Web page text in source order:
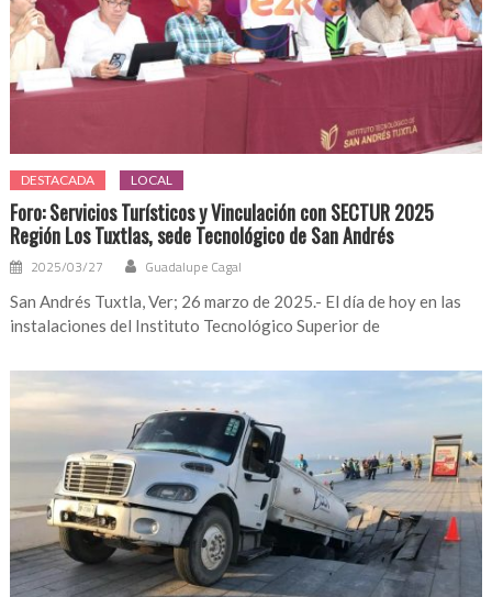
DESTACADA LOCAL
Foro: Servicios Turísticos y Vinculación con SECTUR 2025
Región Los Tuxtlas, sede Tecnológico de San Andrés
2025/03/27 Guadalupe Cagal
San Andrés Tuxtla, Ver; 26 marzo de 2025.- El día de hoy en las
instalaciones del Instituto Tecnológico Superior de